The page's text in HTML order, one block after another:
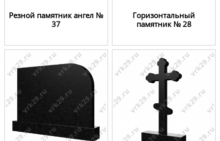
Резной памятник ангел №
37
Горизонтальный
памятник № 28